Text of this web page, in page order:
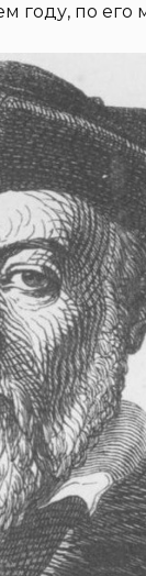
году, по его